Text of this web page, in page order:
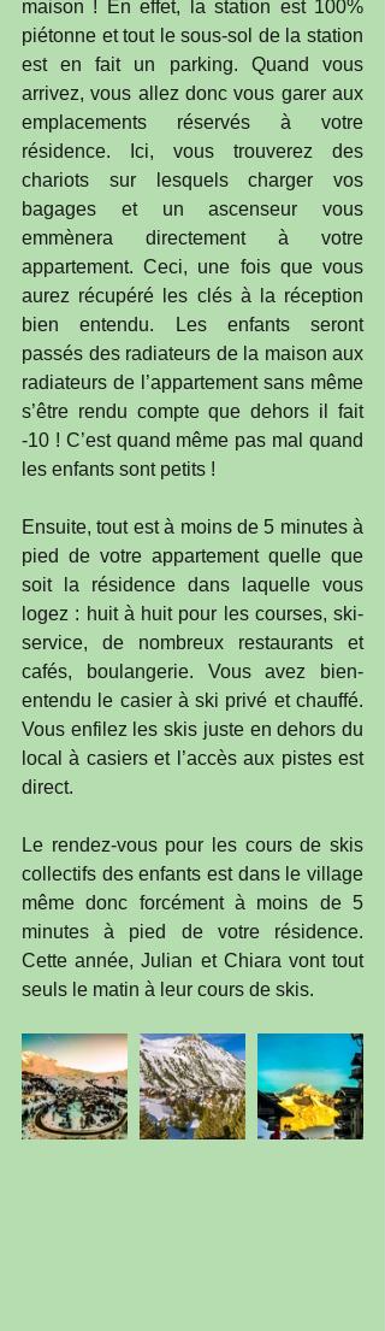
maison ! En effet, la station est 100%
piétonne et tout le sous-sol de la station
est en fait un parking. Quand vous
arrivez, vous allez donc vous garer aux
emplacements réservés à votre
résidence. Ici, vous trouverez des
chariots sur lesquels charger vos
bagages et un ascenseur vous
emmènera directement à votre
appartement. Ceci, une fois que vous
aurez récupéré les clés à la réception
bien entendu. Les enfants seront
passés des radiateurs de la maison aux
radiateurs de l’appartement sans même
s’être rendu compte que dehors il fait
-10 ! C’est quand même pas mal quand
les enfants sont petits !
Ensuite, tout est à moins de 5 minutes à
pied de votre appartement quelle que
soit la résidence dans laquelle vous
logez : huit à huit pour les courses, ski-
service, de nombreux restaurants et
cafés, boulangerie. Vous avez bien-
entendu le casier à ski privé et chauffé.
Vous enfilez les skis juste en dehors du
local à casiers et l’accès aux pistes est
direct.
Le rendez-vous pour les cours de skis
collectifs des enfants est dans le village
même donc forcément à moins de 5
minutes à pied de votre résidence.
Cette année, Julian et Chiara vont tout
seuls le matin à leur cours de skis.